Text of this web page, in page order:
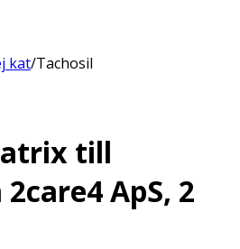
kat/Tachosil
till
ApS, 2